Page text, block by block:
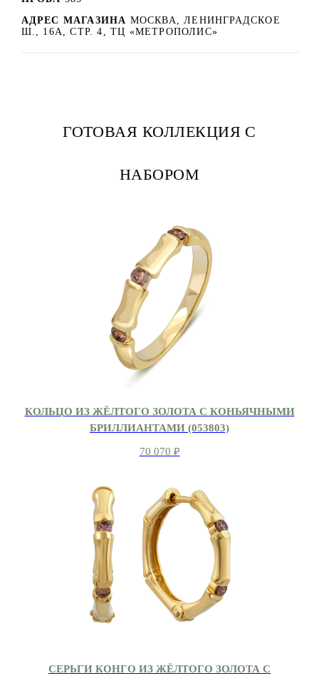
АДРЕС МАГАЗИНА МОСКВА, ЛЕНИНГРАДСКОЕ
Ш., 16А, СТР. 4, ТЦ «МЕТРОПОЛИС»
ГОТОВАЯ КОЛЛЕКЦИЯ С
НАБОРОМ
КОЛЬЦО ИЗ ЖЁЛТОГО ЗОЛОТА С КОНЬЯЧНЫМИ
БРИЛЛИАНТАМИ (053803)
70 070 ₽
СЕРЬГИ КОНГО ИЗ ЖЁЛТОГО ЗОЛОТА С